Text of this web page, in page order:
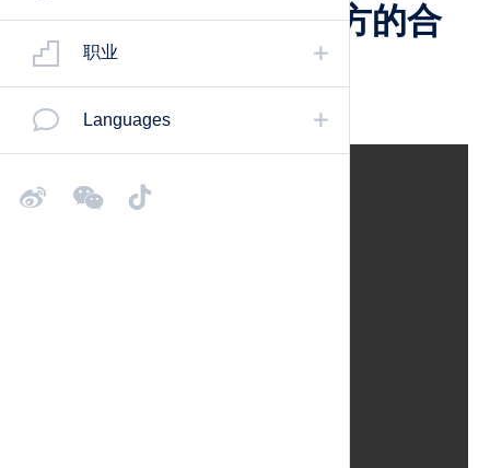
发宣传片为您讲述双方的合
作故事
职业
Languages